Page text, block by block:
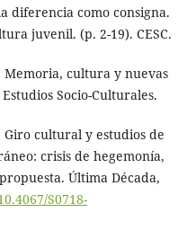
diferencia como consigna.
juvenil. (p. 2-19). CESC.
Memoria, cultura y nuevas
Socio-Culturales.
Giro cultural y estudios de
crisis de hegemonía,
Última Década,
S0718-